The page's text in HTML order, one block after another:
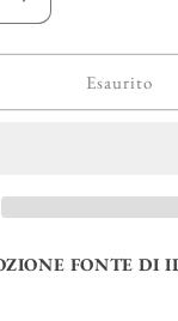
Aumenta
quantità
per
INSIUM
–
Esaurito
FONTE DI